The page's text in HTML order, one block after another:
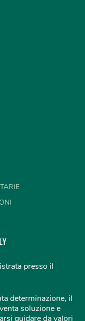
presso il
determinazione, il
soluzione e
guidare da valori